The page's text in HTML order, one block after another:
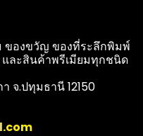
ของขวัญ ของที่ระลึกพิมพ์
ละสินค้าพรีเมียมทุกชนิด
จ.ปทุมธานี 12150